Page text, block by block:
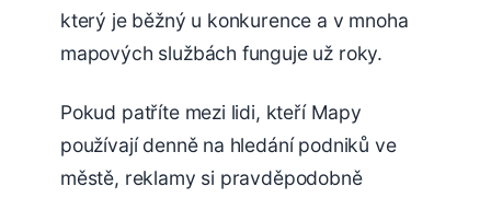
který je běžný u konkurence a v mnoha
mapových službách funguje už roky.
Pokud patříte mezi lidi, kteří Mapy
používají denně na hledání podniků ve
městě, reklamy si pravděpodobně